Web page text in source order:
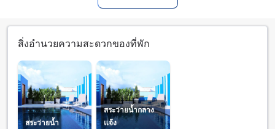
สิ่งอำนวยความสะดวกของที่พัก
สระว่ายน้ำ
สระว่ายน้ำกลาง
แจ้ง